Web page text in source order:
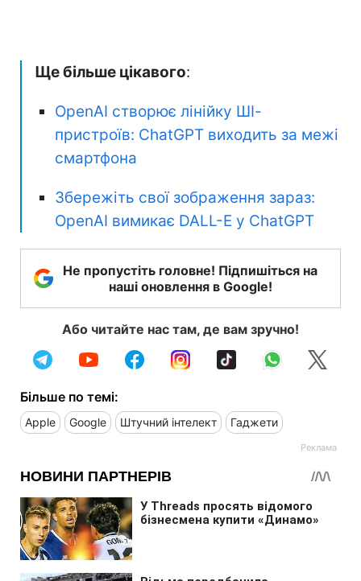
Ще більше цікавого:
OpenAI створює лінійку ШІ-
пристроїв: ChatGPT виходить за межі
смартфона
Збережіть свої зображення зараз:
OpenAI вимикає DALL-E у ChatGPT
Не пропустіть головне! Підпишіться на
наші оновлення в Google!
Або читайте нас там, де вам зручно!
Більше по темі:
Apple Google Штучний інтелект Гаджети